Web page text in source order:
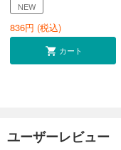
NEW
836円 (税込)
カート
ユーザーレビュー